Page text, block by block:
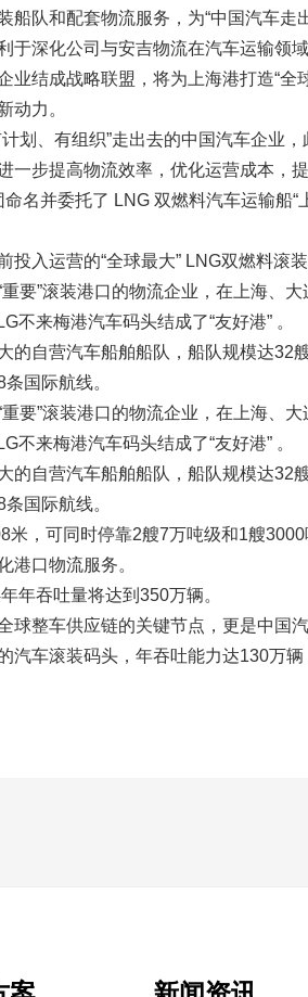
队和配套物流服务，为“中国汽车走
于深化公司与安吉物流在汽车运输领
业结成战略联盟，将为上海港打造“
动力。
计划、有组织”走出去的中国汽车企业
一步提高物流效率，优化运营成本，
名并委托了 LNG 双燃料汽车运输船
投入运营的“全球最大” LNG双燃料滚
要”滚装港口的物流企业，在上海、
不来梅港汽车码头结成了“友好港” 。
的自营汽车船舶船队，船队规模达
国际航线。
要”滚装港口的物流企业，在上海、
不来梅港汽车码头结成了“友好港” 。
的自营汽车船舶船队，船队规模达
国际航线。
，可同时停靠2艘7万吨级和1艘
港口物流服务。
年吞吐量将达到350万辆。
球整车供应链的关键节点，更是中国
汽车滚装码头，年吞吐能力达130万